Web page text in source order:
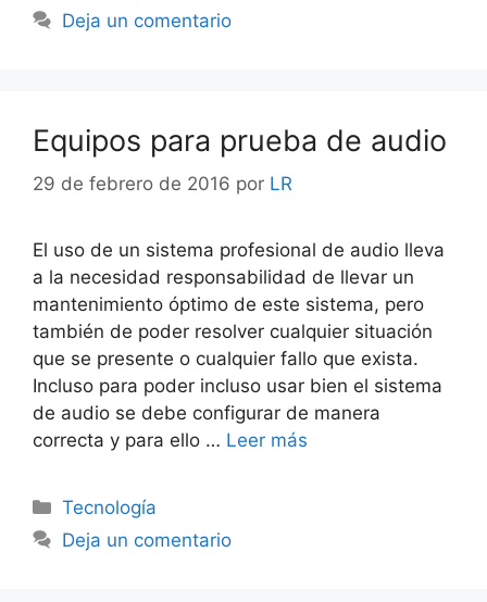
Deja un comentario
Equipos para prueba de audio
29 de febrero de 2016 por LR
El uso de un sistema profesional de audio lleva
a la necesidad responsabilidad de llevar un
mantenimiento óptimo de este sistema, pero
también de poder resolver cualquier situación
que se presente o cualquier fallo que exista.
Incluso para poder incluso usar bien el sistema
de audio se debe configurar de manera
correcta y para ello … Leer más
Categorías
Tecnología
Deja un comentario